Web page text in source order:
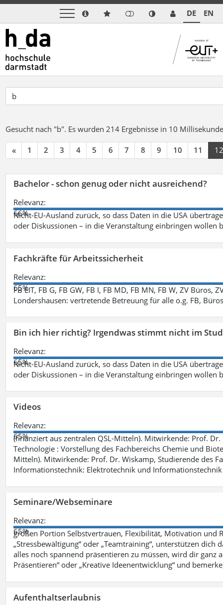
DE EN
Gesucht nach "b". Es wurden 214 Ergebnisse in 10
« 1 2 3 4 5 6 7 8 9 10 11 12
Bachelor - schon genug oder nicht ausreichend?
Relevanz:
66%
Nicht-EU-Ausland zurück, so dass Daten in die USA
oder Diskussionen – in die Veranstaltung einbringen wollen
Fachkräfte für Arbeitssicherheit
Relevanz:
65%
FB EIT, FB G, FB GW, FB I, FB MD, FB MN, FB W, ZV Büros,
Londershausen: vertretende Betreuung für alle o.g. FB,
Bin ich hier richtig? Irgendwas stimmt nicht im
Relevanz:
65%
Nicht-EU-Ausland zurück, so dass Daten in die USA
oder Diskussionen – in die Veranstaltung einbringen wollen
Videos
Relevanz:
65%
(finanziert aus zentralen QSL-Mitteln). Mitwirkende: Prof.
Technologie : Vorstellung des Fachbereichs Chemie und
Mitteln). Mitwirkende: Prof. Dr. Wiskamp, Studierende des
Informationstechnik: Elektrotechnik und
Seminare/Webseminare
Relevanz:
65%
großen Portion Selbstvertrauen, Flexibilität, Motivation und
„Stressbewältigung“ oder „Teamtraining“, unterstützen
alles noch spannend präsentieren zu müssen, wird dir ganz
Präsentieren“ oder „Kreative Ideenentwicklung“ und
Aufenthaltserlaubnis